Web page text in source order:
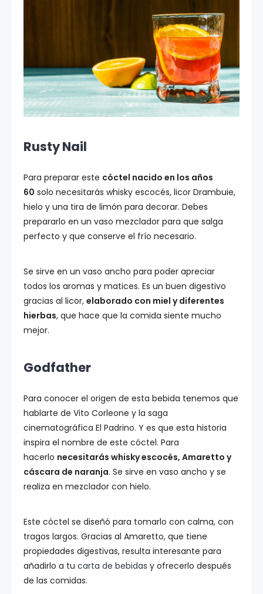
Rusty Nail
Para preparar este cóctel nacido en los años
60 solo necesitarás whisky escocés, licor Drambuie,
hielo y una tira de limón para decorar. Debes
prepararlo en un vaso mezclador para que salga
perfecto y que conserve el frío necesario.
Se sirve en un vaso ancho para poder apreciar
todos los aromas y matices. Es un buen digestivo
gracias al licor, elaborado con miel y diferentes
hierbas, que hace que la comida siente mucho
mejor.
Godfather
Para conocer el origen de esta bebida tenemos que
hablarte de Vito Corleone y la saga
cinematográfica El Padrino. Y es que esta historia
inspira el nombre de este cóctel. Para
hacerlo necesitarás whisky escocés, Amaretto y
cáscara de naranja. Se sirve en vaso ancho y se
realiza en mezclador con hielo.
Este cóctel se diseñó para tomarlo con calma, con
tragos largos. Gracias al Amaretto, que tiene
propiedades digestivas, resulta interesante para
añadirlo a tu carta de bebidas y ofrecerlo después
de las comidas.